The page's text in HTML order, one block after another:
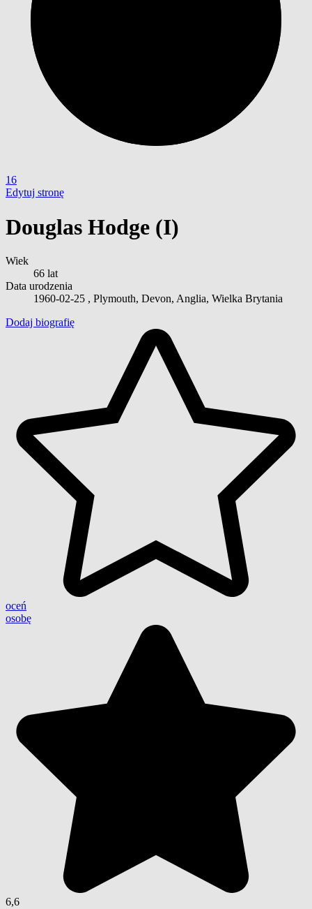
16
Edytuj stronę
Douglas Hodge (I)
Wiek
66 lat
Data urodzenia
1960-02-25 , Plymouth, Devon, Anglia, Wielka Brytania
Dodaj biografię
oceń
osobę
6,6